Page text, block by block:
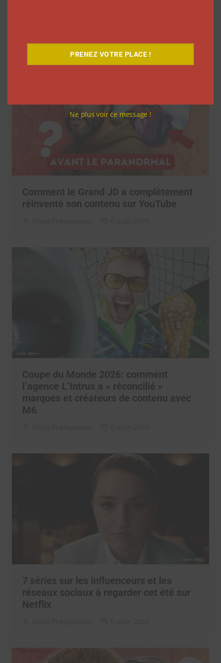
Comment le Grand JD a complètement
réinventé son contenu sur YouTube
Coupe du Monde 2026: comment
l’agence L’Intrus a « réconcilié »
marques et créateurs de contenu avec
M6
7 séries sur les influenceurs et les
réseaux sociaux à regarder cet été sur
Netflix
PRENEZ VOTRE PLACE !
Ne plus voir ce message !